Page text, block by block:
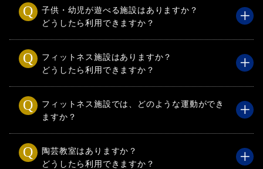
子供・幼児が遊べる施設はありますか？
どうしたら利用できますか？
フィットネス施設はありますか？
どうしたら利用できますか？
フィットネス施設では、どのような運動ができ
ますか？
陶芸教室はありますか？
どうしたら利用できますか？